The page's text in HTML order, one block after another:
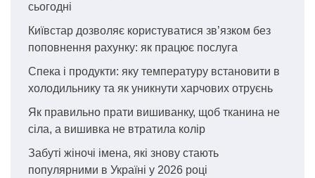
сьогодні
Київстар дозволяє користуватися зв’язком без
поповнення рахунку: як працює послуга
Спека і продукти: яку температуру встановити в
холодильнику та як уникнути харчових отруєнь
Як правильно прати вишиванку, щоб тканина не
сіла, а вишивка не втратила колір
Забуті жіночі імена, які знову стають
популярними в Україні у 2026 році